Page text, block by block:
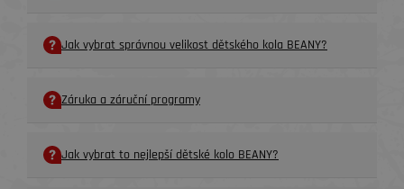
Jak vybrat správnou velikost dětského kola BEANY?
Záruka a záruční programy
Jak vybrat to nejlepší dětské kolo BEANY?